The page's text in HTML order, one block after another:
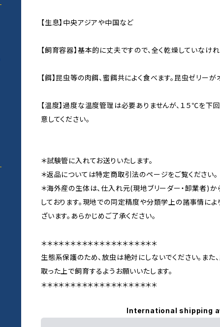
【生息】中央アジアや中国など
【飼育容器】基本的に丈夫ですので、全く乾燥していなけ
【餌】昆虫等の肉餌、蜜餌共によく食べます。昆虫ゼリーが
【温度】過度な温度管理は必要ありませんが、１５℃を
意してください。
＊試験管に入れてお送りいたします。
＊返品については特定商取引法のページをご覧ください。
＊海外産の生体は、仕入れ元(現地ブリーダー・卸業者)
しております。現地での同定精度や分類学上の諸事情に
ざいます。あらかじめご了承ください。
＊＊＊＊＊＊＊＊＊＊＊＊＊＊＊＊＊＊＊＊
生態系保護のため、放虫は絶対にしないでください。また
取った上で飼育するようお願いいたします。
＊＊＊＊＊＊＊＊＊＊＊＊＊＊＊＊＊＊＊＊
International shipping